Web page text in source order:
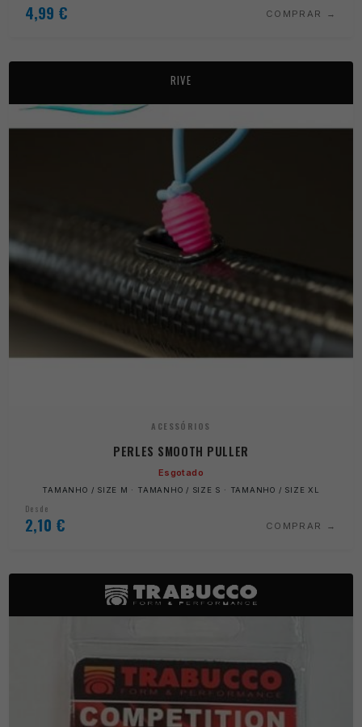
4,99 € COMPRAR
RIVE
ACESSÓRIOS
PERLES SMOOTH PULLER
Esgotado
TAMANHO / SIZE M · TAMANHO / SIZE S · TAMANHO / SIZE XL
Desde
2,10 € COMPRAR